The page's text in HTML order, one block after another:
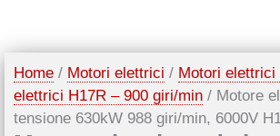
Home / Motori elettrici / Motori elettrici
elettrici H17R – 900 giri/min / Motore
tensione 630kW 988 giri/min, 6000V